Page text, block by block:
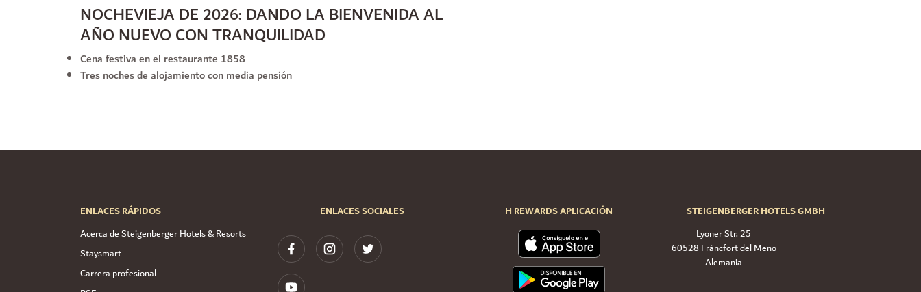
NOCHEVIEJA DE 2026: DANDO LA BIENVENIDA AL
AÑO NUEVO CON TRANQUILIDAD
Cena festiva en el restaurante 1858
Tres noches de alojamiento con media pensión
ENLACES RÁPIDOS
Acerca de Steigenberger Hotels & Resorts
Staysmart
Carrera profesional
ENLACES SOCIALES H REWARDS APLICACIÓN
STEIGENBERGER HOTELS GMBH
Lyoner Str. 25
60528 Fráncfort del Meno
Alemania